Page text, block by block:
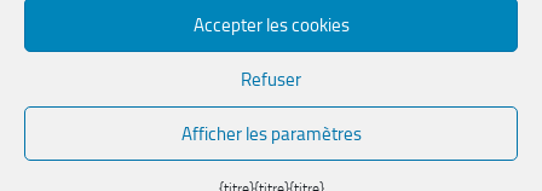
Accepter les cookies
Refuser
Afficher les paramètres